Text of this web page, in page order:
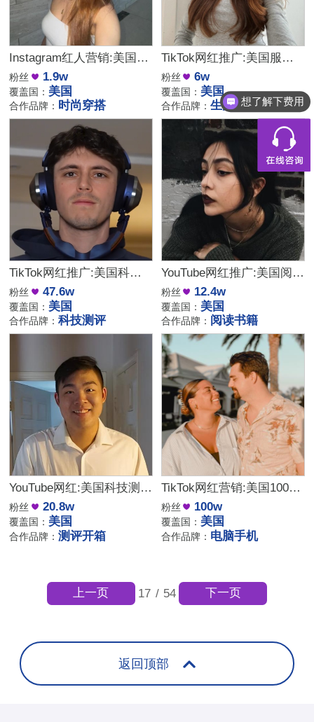
Instagram红人营销:美国时尚穿搭生活分享类海外博主
粉丝 1.9w
覆盖国： 美国
合作品牌： 时尚穿搭
TikTok网红推广:美国服饰家居好物分享海外KOL博主
粉丝 6w
覆盖国： 美国
合作品牌：生活服饰
TikTok网红推广:美国科技产品测评开箱尾部博主推荐
粉丝 47.6w
覆盖国： 美国
合作品牌：科技测评
YouTube网红推广:美国阅读书籍类女博主
粉丝 12.4w
覆盖国： 美国
合作品牌： 阅读书籍
YouTube网红:美国科技测评和开箱尾部达人推荐
粉丝 20.8w
覆盖国： 美国
合作品牌：测评开箱
TikTok网红营销:美国100万粉丝科技电脑手机产品测评博主
粉丝 100w
覆盖国： 美国
合作品牌： 电脑手机
17 / 54
上一页 下一页
返回顶部
想了解下费用